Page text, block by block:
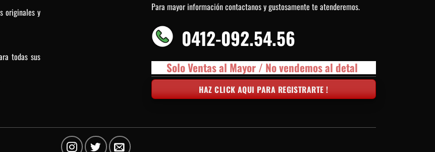
originales y
todas sus
Para mayor información contactanos y gustosamente te atenderemos.
0412-092.54.56
Solo Ventas al Mayor / No vendemos al detal
HAZ CLICK AQUI PARA REGISTRARTE !